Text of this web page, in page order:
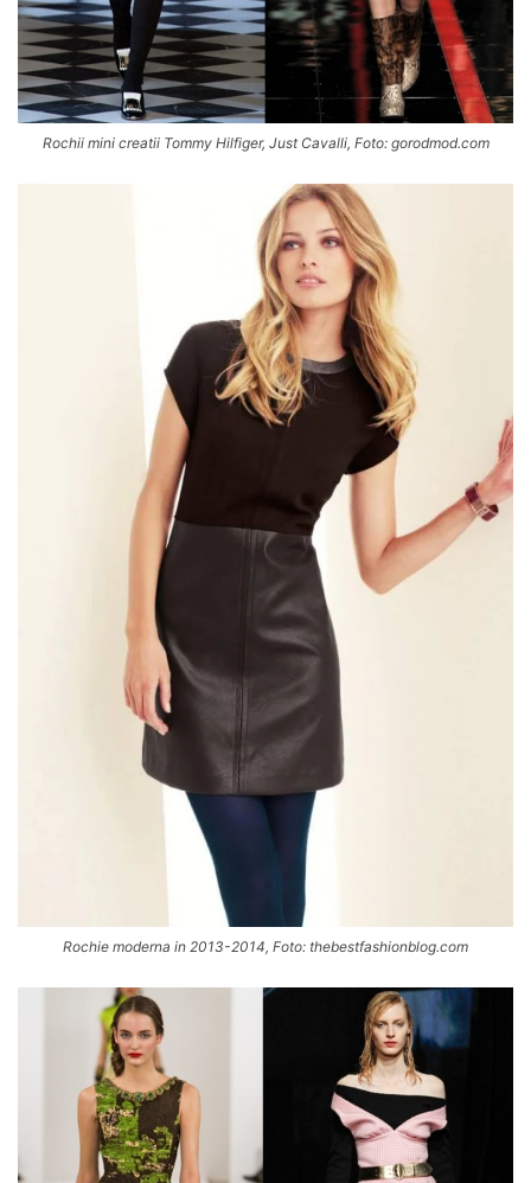
Rochii mini creatii Tommy Hilfiger, Just Cavalli, Foto: gorodmod.com
Rochie moderna in 2013-2014, Foto: thebestfashionblog.com